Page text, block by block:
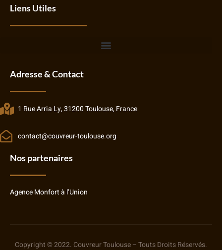
Liens Utiles
Adresse & Contact
1 Rue Arria Ly, 31200 Toulouse, France
contact@couvreur-toulouse.org
Nos partenaires
Agence Monfort à l’Union
Copyright © 2022. Couvreur Toulouse – Touts Droits Réservés.